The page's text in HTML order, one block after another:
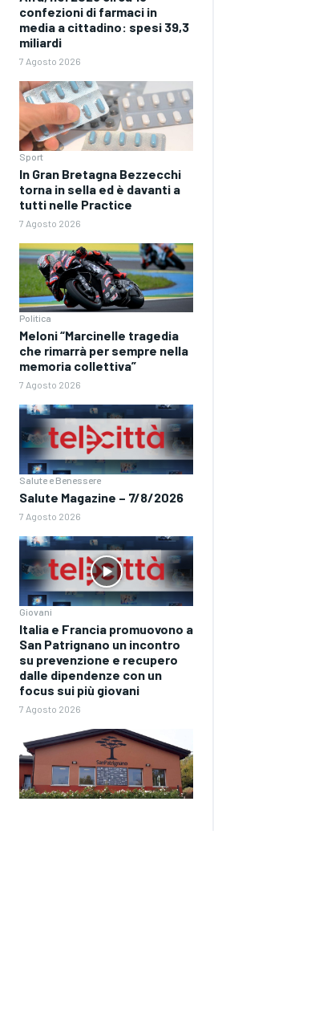
confezioni di farmaci in
media a cittadino: spesi 39,3
miliardi
7 Agosto 2026
Sport
In Gran Bretagna Bezzecchi
torna in sella ed è davanti a
tutti nelle Practice
7 Agosto 2026
Politica
Meloni “Marcinelle tragedia
che rimarrà per sempre nella
memoria collettiva”
7 Agosto 2026
Salute e Benessere
Salute Magazine – 7/8/2026
7 Agosto 2026
Giovani
Italia e Francia promuovono a
San Patrignano un incontro
su prevenzione e recupero
dalle dipendenze con un
focus sui più giovani
7 Agosto 2026